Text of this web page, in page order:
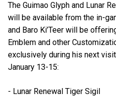
The Guimao Glyph and Lunar
will be available from the in-
and Baro Ki’Teer will be
Emblem and other
exclusively during his next
January 13-15:
- Lunar Renewal Tiger Sigil